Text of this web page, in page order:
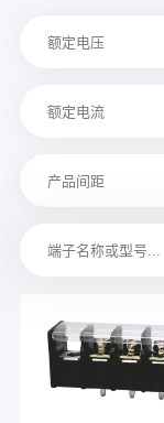
额定电压
额定电流
产品间距